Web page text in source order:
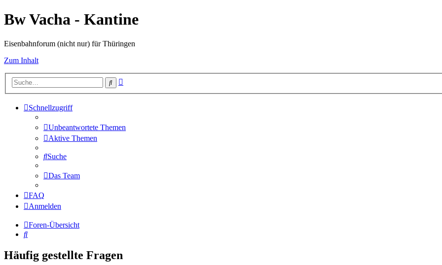
Bw Vacha - Kantine
Eisenbahnforum (nicht nur) für Thüringen
Zum Inhalt
Suche
Schnellzugriff
Unbeantwortete Themen
Aktive Themen
Suche
Das Team
FAQ
Anmelden
Foren-Übersicht
Suche
Häufig gestellte Fragen